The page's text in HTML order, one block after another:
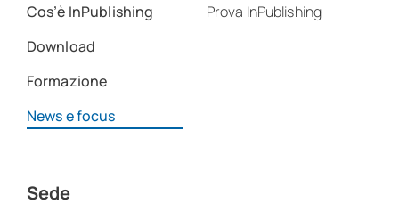
Cos’è InPublishing
Download
Formazione
News e focus
Prova InPublishing
Sede